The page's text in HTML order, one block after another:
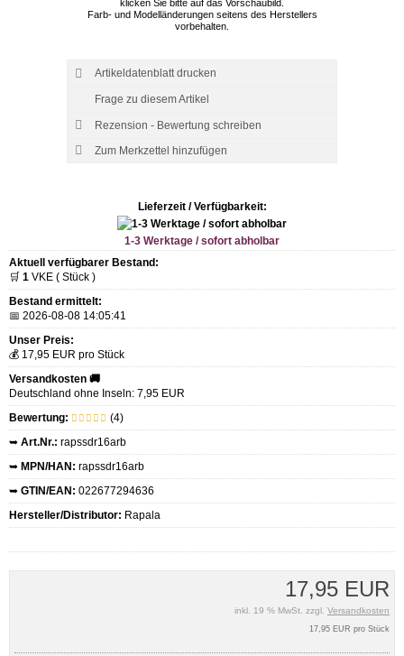
klicken Sie bitte auf das Vorschaubild.
Farb- und Modelländerungen seitens des Herstellers
vorbehalten.
Artikeldatenblatt drucken
Frage zu diesem Artikel
Rezension - Bewertung schreiben
Lieferzeit / Verfügbarkeit:
1-3 Werktage / sofort abholbar
Aktuell verfügbarer Bestand:
🛒 1 VKE ( Stück )
Bestand ermittelt:
📅 2026-08-08 14:05:41
Unser Preis:
💰 17,95 EUR pro Stück
Versandkosten 🚚
Deutschland ohne Inseln: 7,95 EUR
Bewertung:
(4)
➥ Art.Nr.: rapssdr16arb
➥ MPN/HAN: rapssdr16arb
➥ GTIN/EAN: 022677294636
Hersteller/Distributor: Rapala
17,95 EUR
inkl. 19 % MwSt. zzgl. Versandkosten
17,95 EUR pro Stück